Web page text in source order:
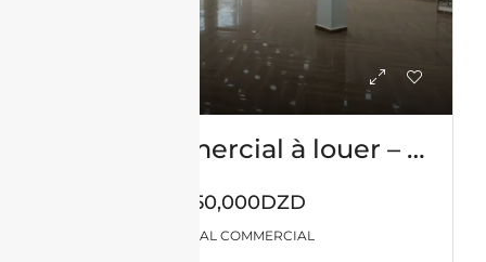
Local commercial à louer – Millenium – Oran
450,000DZD
LOCAL COMMERCIAL